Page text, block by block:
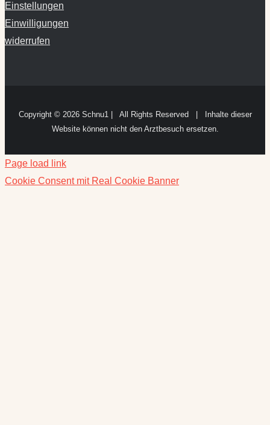
Einstellungen
Einwilligungen
widerrufen
Copyright © 2026 Schnu1 | All Rights Reserved | Inhalte dieser
Website können nicht den Arztbesuch ersetzen.
Page load link
Cookie Consent mit Real Cookie Banner